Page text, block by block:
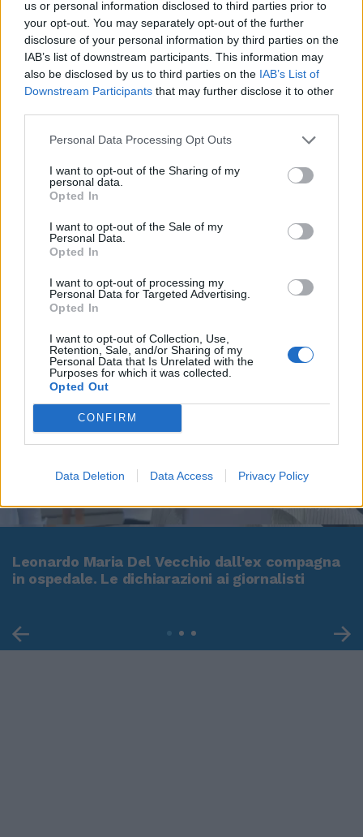
us or personal information disclosed to third parties prior to
your opt-out. You may separately opt-out of the further
disclosure of your personal information by third parties on the
IAB’s list of downstream participants. This information may
also be disclosed by us to third parties on the IAB’s List of
Downstream Participants that may further disclose it to other
Personal Data Processing Opt Outs
I want to opt-out of the Sharing of my
personal data.
Opted In
I want to opt-out of the Sale of my
Personal Data.
Opted In
I want to opt-out of processing my
Personal Data for Targeted Advertising.
Opted In
I want to opt-out of Collection, Use,
Retention, Sale, and/or Sharing of my
Personal Data that Is Unrelated with the
Purposes for which it was collected.
Opted Out
CONFIRM
Data Deletion Data Access Privacy Policy
Leonardo Maria Del Vecchio dall'ex compagna
in ospedale. Le dichiarazioni ai giornalisti